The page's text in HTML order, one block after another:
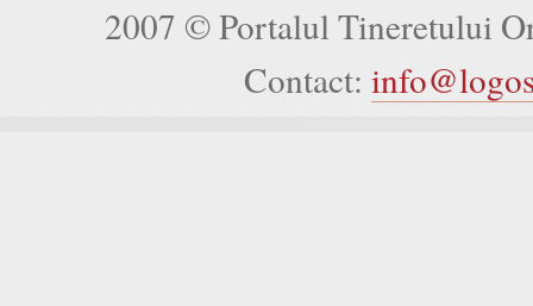
2007 © Portalul Tineretului
Contact: